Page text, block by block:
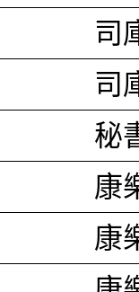
司
司
秘
康
康